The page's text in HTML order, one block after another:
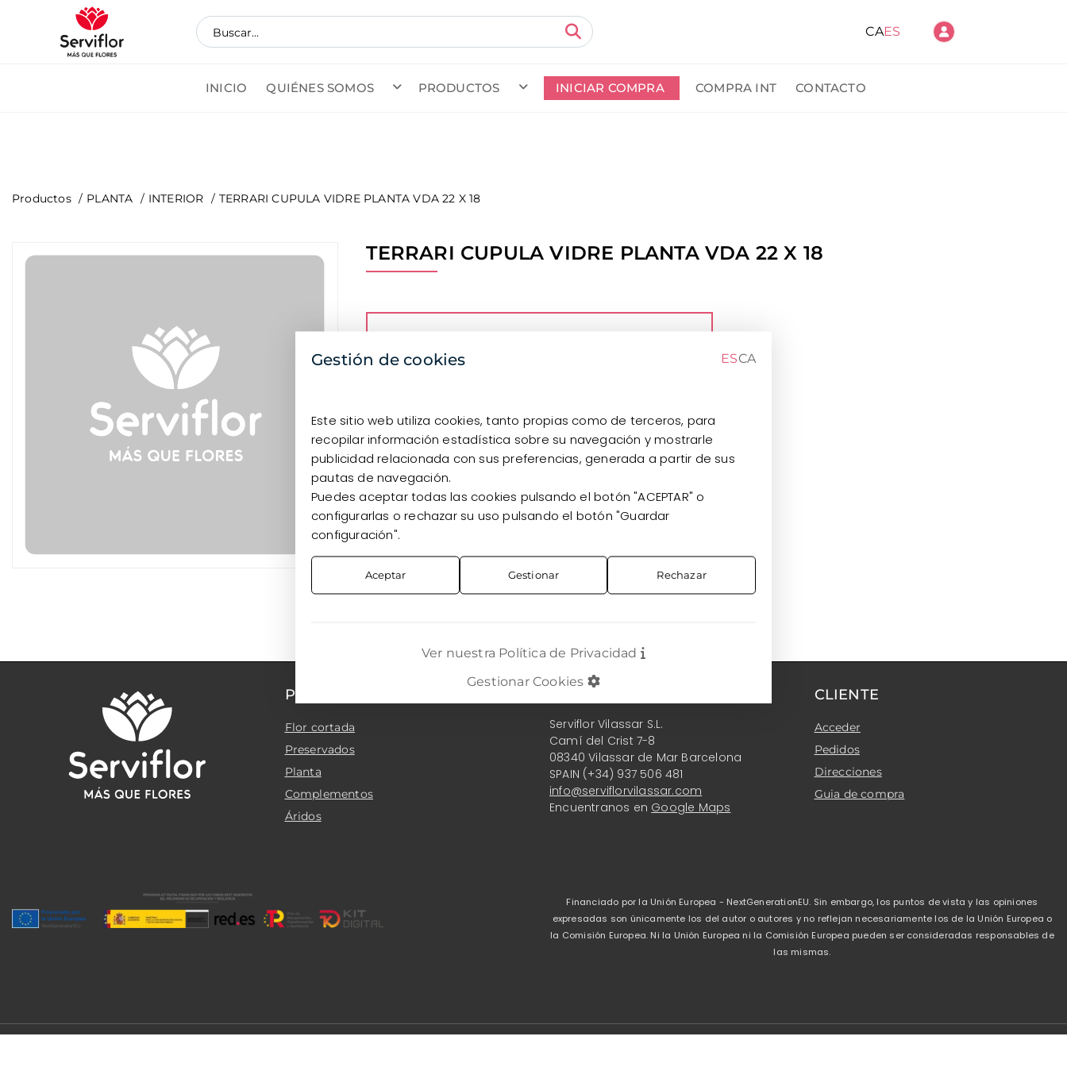
CAES
INICIO QUIÉNES SOMOS PRODUCTOS INICIAR COMPRA COMPRA INT CONTACTO
Productos PLANTA INTERIOR TERRARI CUPULA VIDRE PLANTA VDA 22 X 18
TERRARI CUPULA VIDRE PLANTA VDA 22 X 18
disponibilidad, debes estar registrado como cliente.
Gestión de cookies ESCA
Este sitio web utiliza cookies, tanto propias como de terceros, para
recopilar información estadística sobre su navegación y mostrarle
publicidad relacionada con sus preferencias, generada a partir de sus
pautas de navegación.
Puedes aceptar todas las cookies pulsando el botón "ACEPTAR" o
configurarlas o rechazar su uso pulsando el botón "Guardar
configuración".
Aceptar Gestionar Rechazar
Ver nuestra Política de Privacidad
Gestionar Cookies
PRODUCTOS
Flor cortada
Preservados
Planta
Complementos
Áridos
Serviflor Vilassar S.L.
Camí del Crist 7-8
08340 Vilassar de Mar Barcelona
SPAIN (+34) 937 506 481
info@serviflorvilassar.com
Encuentranos en Google Maps
CLIENTE
Acceder
Pedidos
Direcciones
Guia de compra
Financiado por la Unión Europea - NextGenerationEU. Sin embargo, los puntos de vista y las opiniones
expresadas son únicamente los del autor o autores y no reflejan necesariamente los de la Unión Europea o
la Comisión Europea. Ni la Unión Europea ni la Comisión Europea pueden ser consideradas responsables de
las mismas.